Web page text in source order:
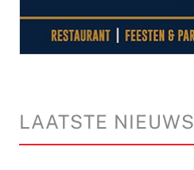
LAATSTE NIEUWS